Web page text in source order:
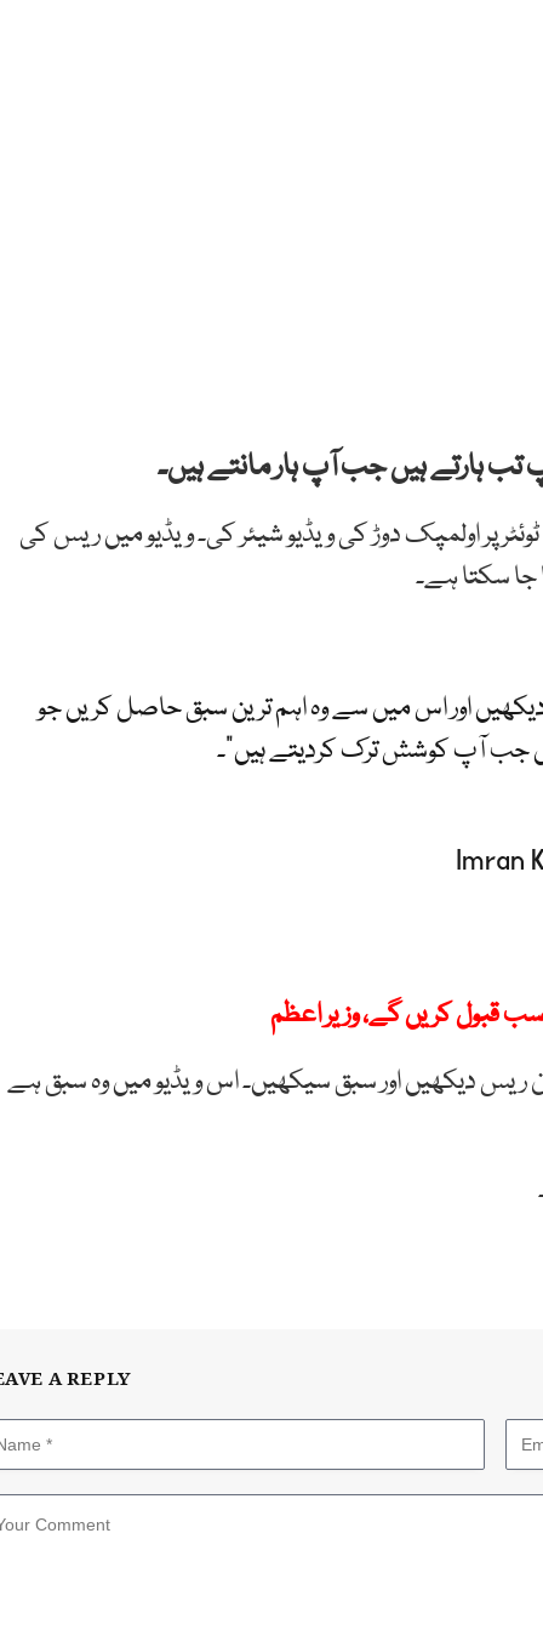
تب ہارتے ہیں جب آپ ہار مانتے ہیں۔
پر اولمپک دوڑ کی ویڈیو شیئر کی۔ ویڈیو میں ریس کی
جا سکتا ہے۔
اور اس میں سے وہ اہم ترین سبق حاصل کریں جو
جب آپ کوشش ترک کردیتے ہیں”۔
قبول کریں گے، وزیر اعظم
ریس دیکھیں اور سبق سیکھیں۔ اس ویڈیو میں وہ سبق ہے
A REPLY